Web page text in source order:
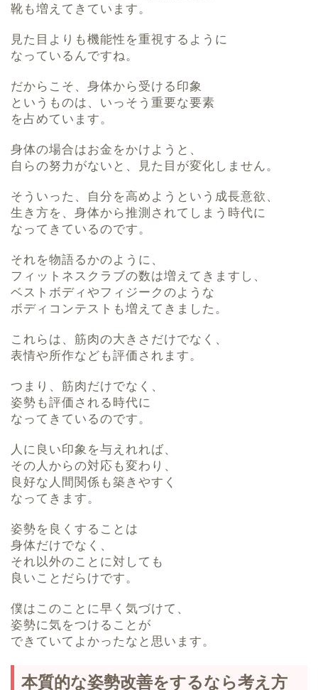
靴も増えてきています。
見た目よりも機能性を重視するように
なっているんですね。
だからこそ、身体から受ける印象
というものは、いっそう重要な要素
を占めています。
身体の場合はお金をかけようと、
自らの努力がないと、見た目が変化しません。
そういった、自分を高めようという成長意欲、
生き方を、身体から推測されてしまう時代に
なってきているのです。
それを物語るかのように、
フィットネスクラブの数は増えてきますし、
ベストボディやフィジークのような
ボディコンテストも増えてきました。
これらは、筋肉の大きさだけでなく、
表情や所作なども評価されます。
つまり、筋肉だけでなく、
姿勢も評価される時代に
なってきているのです。
人に良い印象を与えれれば、
その人からの対応も変わり、
良好な人間関係も築きやすく
なってきます。
姿勢を良くすることは
身体だけでなく、
それ以外のことに対しても
良いことだらけです。
僕はこのことに早く気づけて、
姿勢に気をつけることが
できていてよかったなと思います。
本質的な姿勢改善をするなら考え方